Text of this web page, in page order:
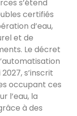
s’étend
certifiés
d’eau,
et de
Le décret
s’inscrit
occupant ces
l’eau, la
à des